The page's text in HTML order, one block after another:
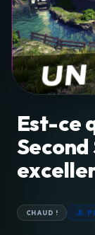
Est-ce
Second
CHAUD !